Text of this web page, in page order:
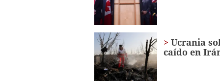
Ucrania
caído en